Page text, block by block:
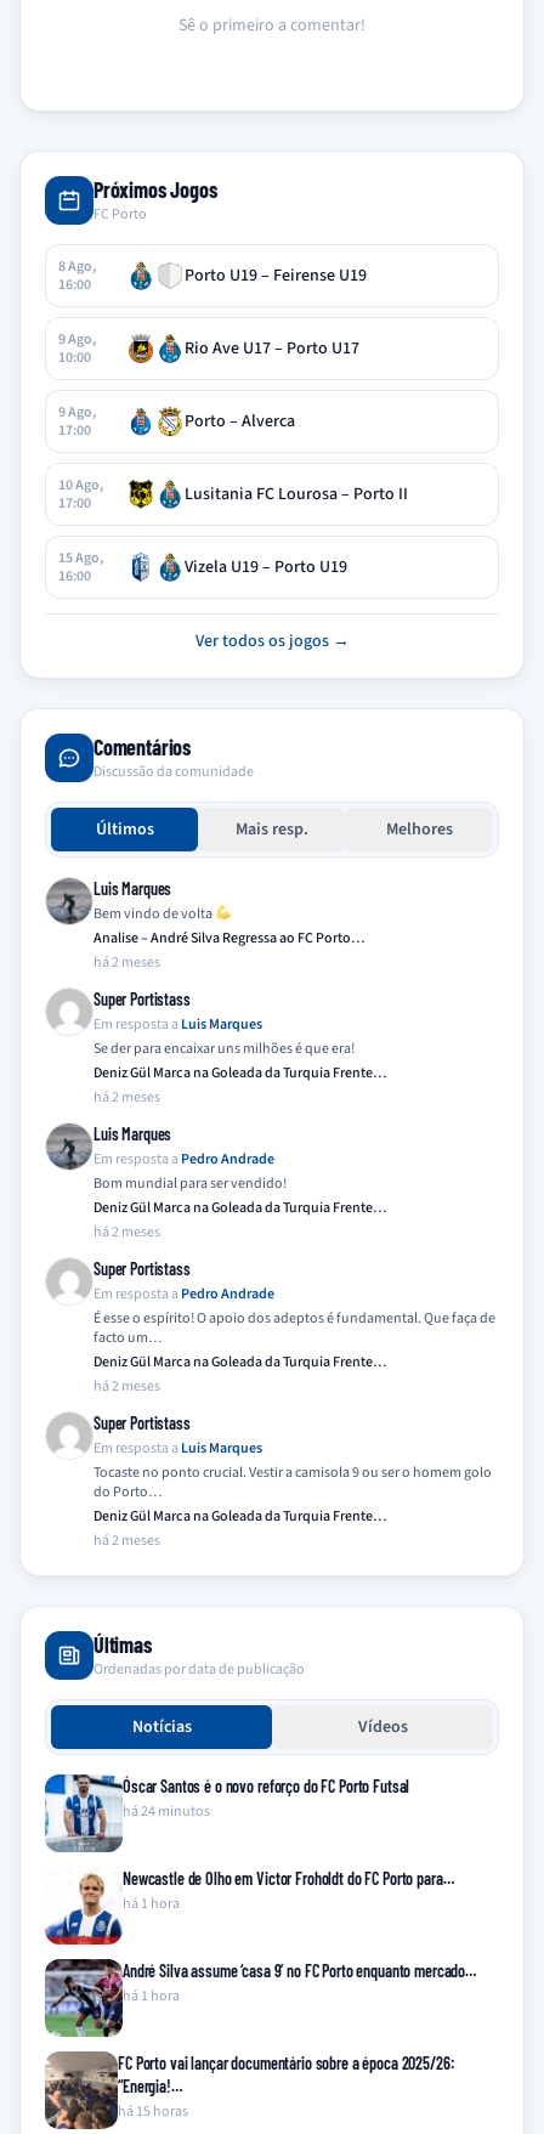
Sê o primeiro a comentar!
Próximos Jogos
FC Porto
8 Ago,
16:00
Porto U19 – Feirense U19
9 Ago,
10:00
Rio Ave U17 – Porto U17
9 Ago,
17:00
Porto – Alverca
10 Ago,
17:00
Lusitania FC Lourosa – Porto II
15 Ago,
16:00
Vizela U19 – Porto U19
Ver todos os jogos →
Comentários
Discussão da comunidade
Últimos Mais resp. Melhores
Luis Marques
Bem vindo de volta
Analise – André Silva Regressa ao FC Porto…
há 2 meses
Super Portistass
Em resposta a Luis Marques
Se der para encaixar uns milhões é que era!
Deniz Gül Marca na Goleada da Turquia Frente…
há 2 meses
Luis Marques
Em resposta a Pedro Andrade
Bom mundial para ser vendido!
Deniz Gül Marca na Goleada da Turquia Frente…
há 2 meses
Super Portistass
Em resposta a Pedro Andrade
É esse o espírito! O apoio dos adeptos é fundamental. Que faça de
facto um…
Deniz Gül Marca na Goleada da Turquia Frente…
há 2 meses
Super Portistass
Em resposta a Luis Marques
Tocaste no ponto crucial. Vestir a camisola 9 ou ser o homem golo
do Porto…
Deniz Gül Marca na Goleada da Turquia Frente…
há 2 meses
Últimas
Ordenadas por data de publicação
Notícias Vídeos
Óscar Santos é o novo reforço do FC Porto Futsal
há 24 minutos
Newcastle de Olho em Victor Froholdt do FC Porto para…
há 1 hora
André Silva assume ‘casa 9’ no FC Porto enquanto mercado…
há 1 hora
FC Porto vai lançar documentário sobre a época 2025/26:
“Energia!…
há 15 horas